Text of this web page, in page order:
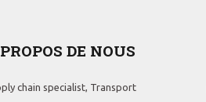
DE NOUS
chain specialist, Transport